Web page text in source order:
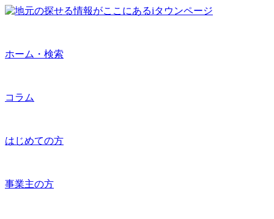
ホーム・検索
コラム
はじめての方
事業主の方